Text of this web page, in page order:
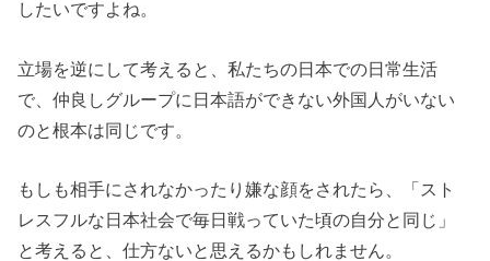
したいですよね。
立場を逆にして考えると、私たちの日本での日常生活
で、仲良しグループに日本語ができない外国人がいない
のと根本は同じです。
もしも相手にされなかったり嫌な顔をされたら、「スト
レスフルな日本社会で毎日戦っていた頃の自分と同じ」
と考えると、仕方ないと思えるかもしれません。